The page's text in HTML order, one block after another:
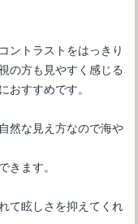
夜も使えるメガネ
ントラストをはっきり
の方も見やすく感じる
おすすめです。
然な見え方なので海や
きます。
て眩しさを抑えてくれ